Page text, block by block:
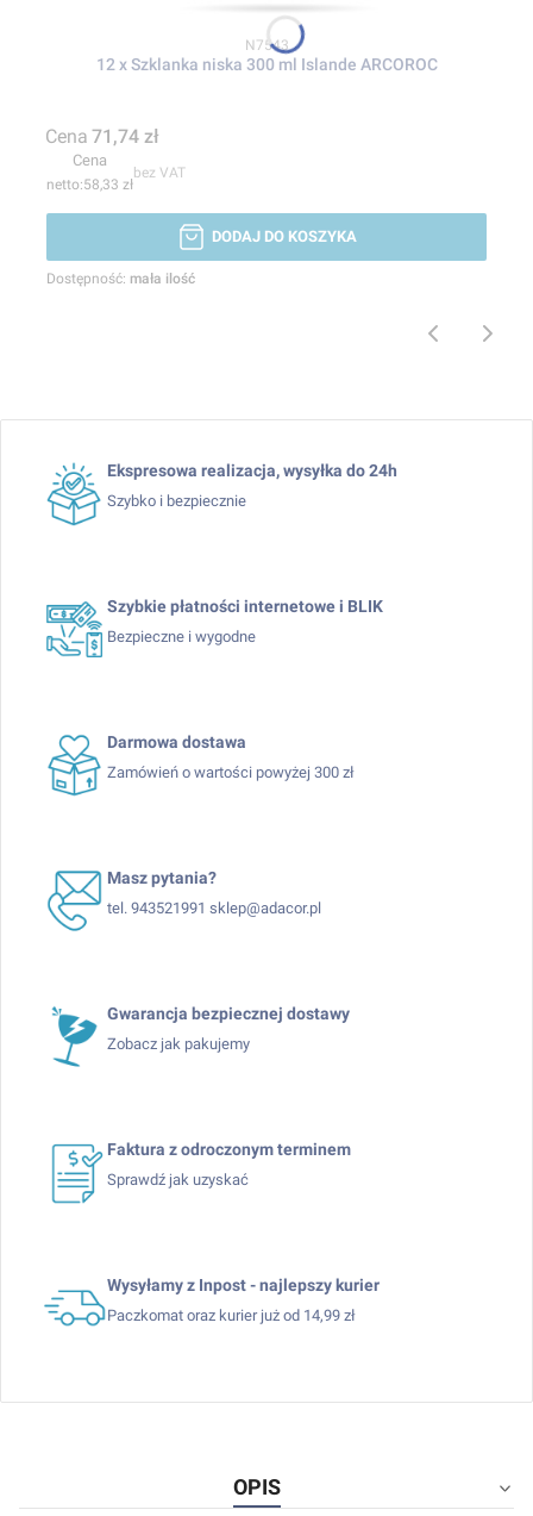
Kod produktu
N7543
12 x Szklanka niska 300 ml Islande ARCOROC
Cena 71,74 zł
Cena
58,33 zł
bez VAT
DODAJ DO KOSZYKA
Dostępność: mała ilość
Ekspresowa realizacja, wysyłka do 24h
Szybko i bezpiecznie
Szybkie płatności internetowe i BLIK
Bezpieczne i wygodne
Darmowa dostawa
Zamówień o wartości powyżej 300 zł
Masz pytania?
tel. 943521991 sklep@adacor.pl
Gwarancja bezpiecznej dostawy
Zobacz jak pakujemy
Faktura z odroczonym terminem
Sprawdź jak uzyskać
Wysyłamy z Inpost - najlepszy kurier
Paczkomat oraz kurier już od 14,99 zł
OPIS